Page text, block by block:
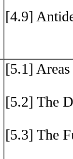
[4.9]
[5.1]
[5.2] The
[5.3] The